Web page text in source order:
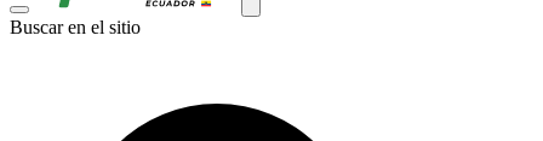
Buscar en el sitio